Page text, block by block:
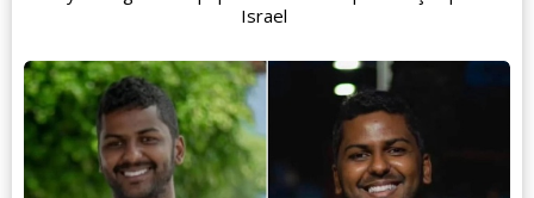
Israel